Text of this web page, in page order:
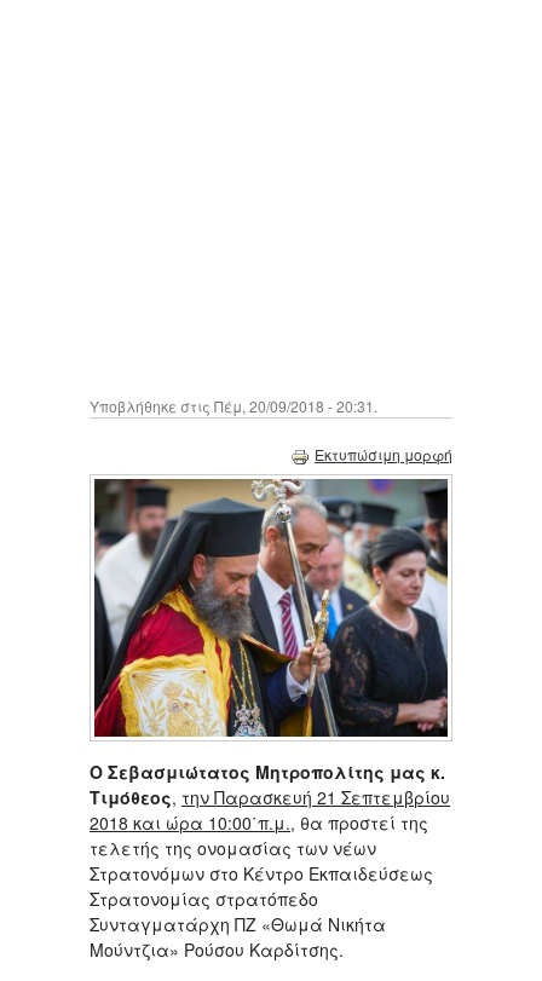
Υποβλήθηκε στις Πέμ, 20/09/2018 - 20:31.
Εκτυπώσιμη μορφή
Ο Σεβασμιώτατος Μητροπολίτης μας κ.
Τιμόθεος, την Παρασκευή 21 Σεπτεμβρίου
2018 και ώρα 10:00΄π.μ., θα προστεί της
τελετής της ονομασίας των νέων
Στρατονόμων στο Κέντρο Εκπαιδεύσεως
Στρατονομίας στρατόπεδο
Συνταγματάρχη ΠΖ «Θωμά Νικήτα
Μούντζια» Ρούσου Καρδίτσης.